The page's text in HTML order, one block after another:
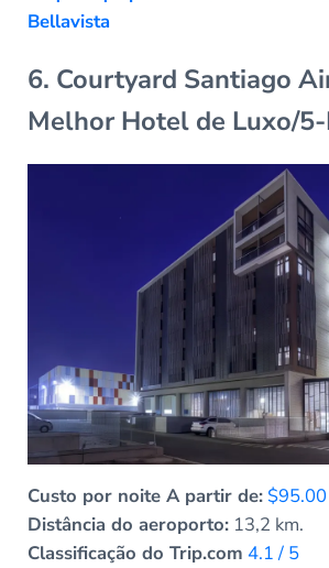
Bellavista
6. Courtyard Santiago
Melhor Hotel de Luxo/
Custo por noite A partir de: $95.00
Distância do aeroporto:13,2 km.
Classificação do Trip.com 4.1 / 5